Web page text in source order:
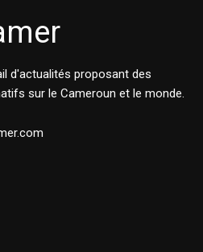
d'actualités proposant des
sur le Cameroun et le monde.